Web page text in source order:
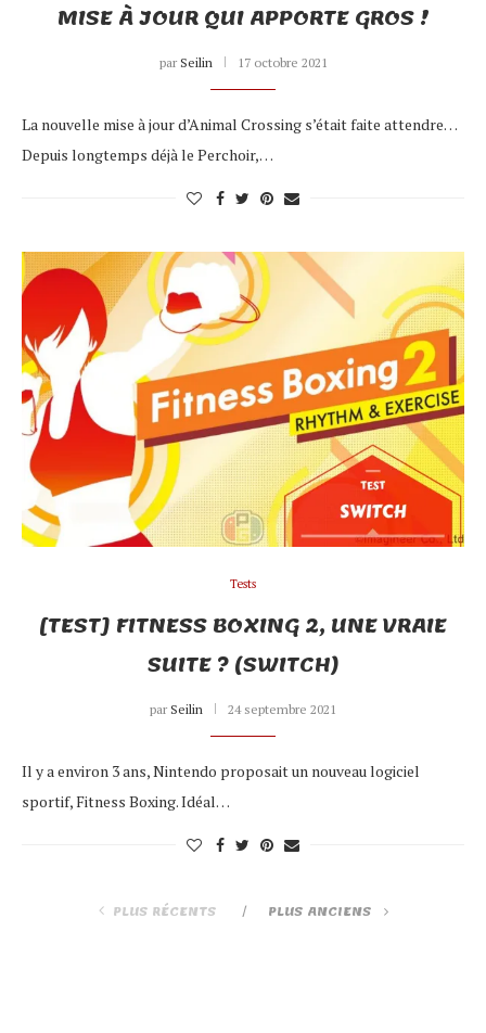
MISE À JOUR QUI APPORTE GROS !
par Seilin 17 octobre 2021
La nouvelle mise à jour d’Animal Crossing s’était faite attendre…
Depuis longtemps déjà le Perchoir,…
Tests
[TEST] FITNESS BOXING 2, UNE VRAIE
SUITE ? (SWITCH)
par Seilin 24 septembre 2021
Il y a environ 3 ans, Nintendo proposait un nouveau logiciel
sportif, Fitness Boxing. Idéal…
PLUS RÉCENTS PLUS ANCIENS